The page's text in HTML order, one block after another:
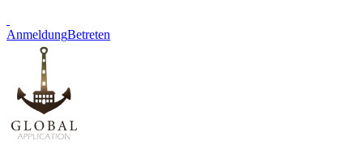
AnmeldungBetreten